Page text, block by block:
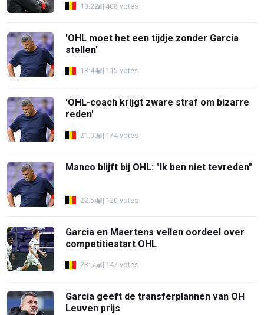
10:22 408 votes
'OHL moet het een tijdje zonder Garcia
stellen'
18:44 115 votes
'OHL-coach krijgt zware straf om bizarre
reden'
21:00 174 votes
Manco blijft bij OHL: "Ik ben niet tevreden"
22:54 120 votes
Garcia en Maertens vellen oordeel over
competitiestart OHL
23:55 147 votes
Garcia geeft de transferplannen van OH
Leuven prijs